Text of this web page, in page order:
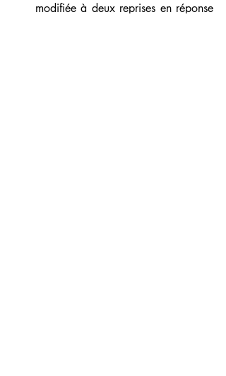
modifiée à deux reprises en réponse